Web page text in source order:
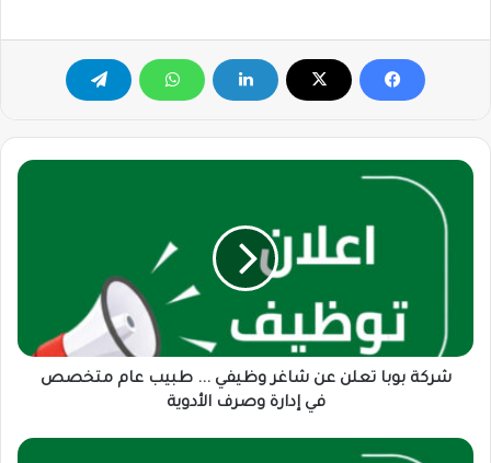
شركة
تعلن
عام
متخصص
وصرف
شركة بوبا تعلن عن شاغر وظيفي ... طبيب عام متخصص
في إدارة وصرف الأدوية
كبرى